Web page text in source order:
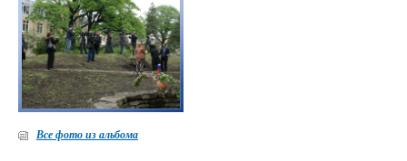
Все фото из альбома